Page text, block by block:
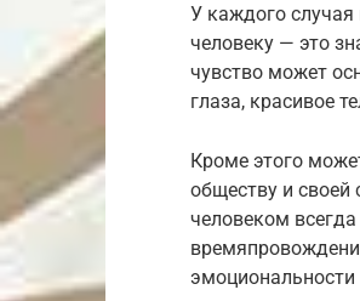
У каждого случая
человеку — это
чувство может
глаза, красивое
Кроме этого
обществу и
человеком
эмоциональности